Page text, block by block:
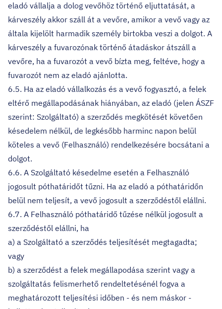
eladó vállalja a dolog vevőhöz történő eljuttatását, a
kárveszély akkor száll át a vevőre, amikor a vevő vagy az
általa kijelölt harmadik személy birtokba veszi a dolgot. A
kárveszély a fuvarozónak történő átadáskor átszáll a
vevőre, ha a fuvarozót a vevő bízta meg, feltéve, hogy a
fuvarozót nem az eladó ajánlotta.
6.5. Ha az eladó vállalkozás és a vevő fogyasztó, a felek
eltérő megállapodásának hiányában, az eladó (jelen ÁSZF
szerint: Szolgáltató) a szerződés megkötését követően
késedelem nélkül, de legkésőbb harminc napon belül
köteles a vevő (Felhasználó) rendelkezésére bocsátani a
dolgot.
6.6. A Szolgáltató késedelme esetén a Felhasználó
jogosult póthatáridőt tűzni. Ha az eladó a póthatáridőn
belül nem teljesít, a vevő jogosult a szerződéstől elállni.
6.7. A Felhasználó póthatáridő tűzése nélkül jogosult a
szerződéstől elállni, ha
a) a Szolgáltató a szerződés teljesítését megtagadta;
vagy
b) a szerződést a felek megállapodása szerint vagy a
szolgáltatás felismerhető rendeltetésénél fogva a
meghatározott teljesítési időben - és nem máskor -